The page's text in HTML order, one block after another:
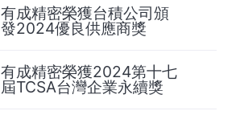
有成精密榮獲台積公司頒
發2024優良供應商獎
有成精密榮獲2024第十七
屆TCSA台灣企業永續獎